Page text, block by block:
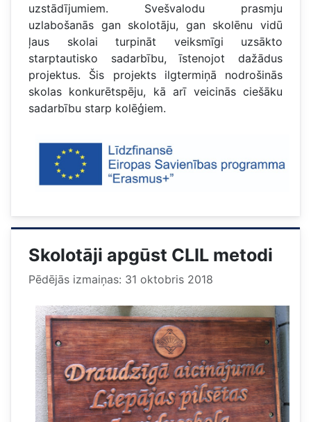
uzstādījumiem. Svešvalodu prasmju
uzlabošanās gan skolotāju, gan skolēnu vidū
ļaus skolai turpināt veiksmīgi uzsākto
starptautisko sadarbību, īstenojot dažādus
projektus. Šis projekts ilgtermiņā nodrošinās
skolas konkurētspēju, kā arī veicinās ciešāku
sadarbību starp kolēģiem.
Skolotāji apgūst CLIL metodi
Pēdējās izmaiņas: 31 oktobris 2018